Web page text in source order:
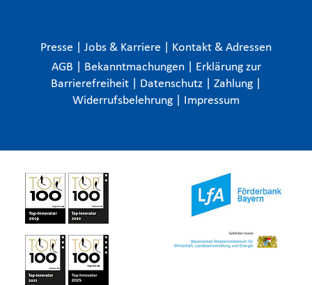
Presse Jobs & Karriere
Kontakt & Adressen
AGB
Bekanntmachungen
Erklärung zur
Barrierefreiheit
Datenschutz Zahlung
Widerrufsbelehrung
Impressum